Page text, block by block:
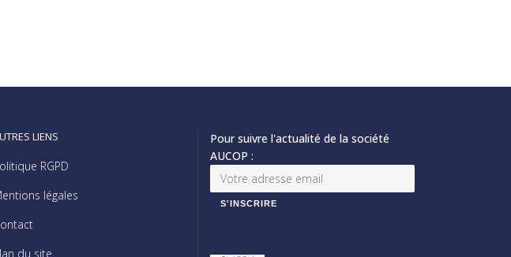
LIENS
RGPD
légales
du site
Pour suivre l'actualité de la société
AUCOP :